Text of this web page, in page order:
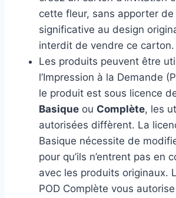
cette fleur, sans apporter
significative au design
interdit de vendre ce carton.
Les produits peuvent être
l’Impression à la Demande
le produit est sous licence
Basique ou Complète, les
autorisées diffèrent. La
Basique nécessite de
pour qu’ils n’entrent pas en
avec les produits originaux.
POD Complète vous